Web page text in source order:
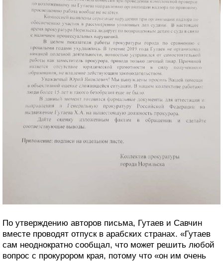
По утверждению авторов письма, Гутаев и Савчин
вместе проводят отпуск в арабских странах. «Гутаев
сам неоднократно сообщал, что может решить любой
вопрос с прокурором края, потому что «он им очень